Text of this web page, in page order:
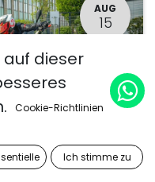
AUG
15
(1 Teilnehmer)
auf dieser
Cookie-Richtlinien
Ich stimme zu